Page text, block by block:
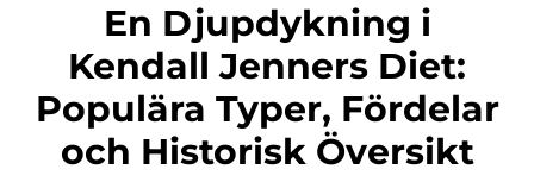
En Djupdykning i
Kendall Jenners Diet:
Populära Typer, Fördelar
och Historisk Översikt